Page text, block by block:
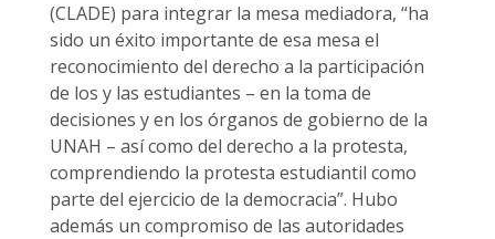
(CLADE) para integrar la mesa mediadora, “ha
sido un éxito importante de esa mesa el
reconocimiento del derecho a la participación
de los y las estudiantes – en la toma de
decisiones y en los órganos de gobierno de la
UNAH – así como del derecho a la protesta,
comprendiendo la protesta estudiantil como
parte del ejercicio de la democracia”. Hubo
además un compromiso de las autoridades